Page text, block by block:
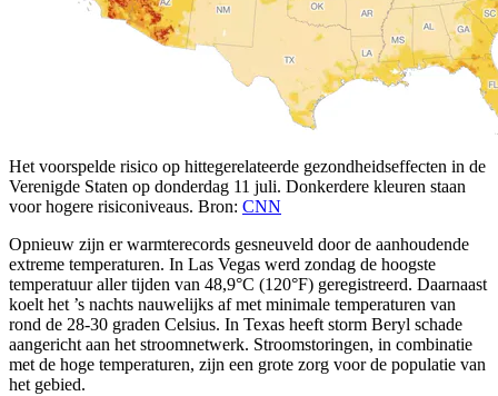
Het voorspelde risico op hittegerelateerde gezondheidseffecten in de
Verenigde Staten op donderdag 11 juli. Donkerdere kleuren staan
voor hogere risiconiveaus. Bron: CNN
Opnieuw zijn er warmterecords gesneuveld door de aanhoudende
extreme temperaturen. In Las Vegas werd zondag de hoogste
temperatuur aller tijden van 48,9°C (120°F) geregistreerd. Daarnaast
koelt het ’s nachts nauwelijks af met minimale temperaturen van
rond de 28-30 graden Celsius. In Texas heeft storm Beryl schade
aangericht aan het stroomnetwerk. Stroomstoringen, in combinatie
met de hoge temperaturen, zijn een grote zorg voor de populatie van
het gebied.